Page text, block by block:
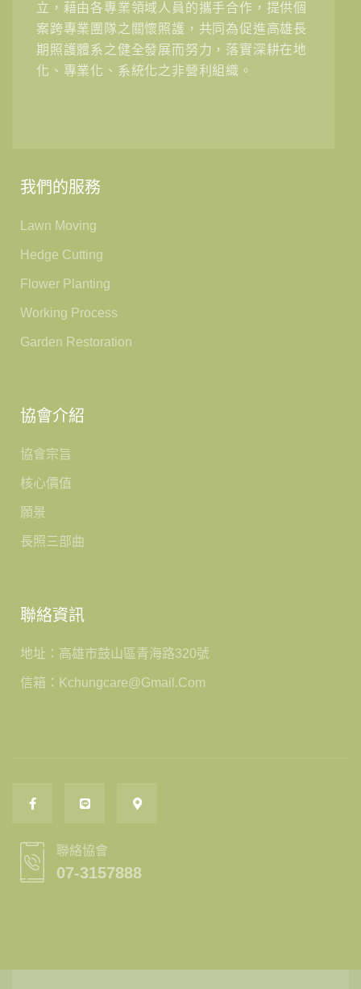
立，藉由各專業領域人員的攜手合作，提供個
案跨專業團隊之關懷照護，共同為促進高雄長
期照護體系之健全發展而努力，落實深耕在地
化、專業化、系統化之非營利組織。
我們的服務
Lawn Moving
Hedge Cutting
Flower Planting
Working Process
Garden Restoration
協會介紹
協會宗旨
核心價值
願景
長照三部曲
聯絡資訊
地址：高雄市鼓山區青海路320號
信箱：kchungcare@gmail.com
聯絡協會
07-3157888